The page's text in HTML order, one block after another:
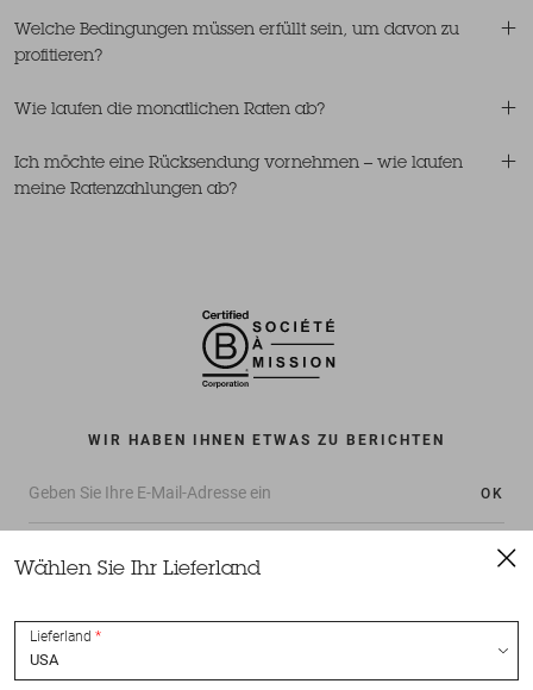
Welche Bedingungen müssen erfüllt sein, um davon zu
profitieren?
Wie laufen die monatlichen Raten ab?
Ich möchte eine Rücksendung vornehmen – wie laufen
meine Ratenzahlungen ab?
WIR HABEN IHNEN ETWAS ZU BERICHTEN
OK
Wählen Sie Ihr Lieferland
Lieferland